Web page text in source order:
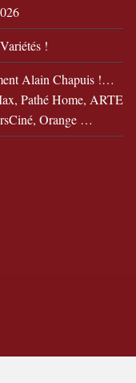
!
Alain Chapuis !…
Pathé Home, ARTE
Orange …